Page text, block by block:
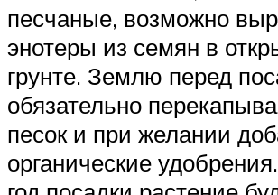
песчаные, возможно
энотеры из семян в
грунте. Землю перед
обязательно
песок и при желании
органические